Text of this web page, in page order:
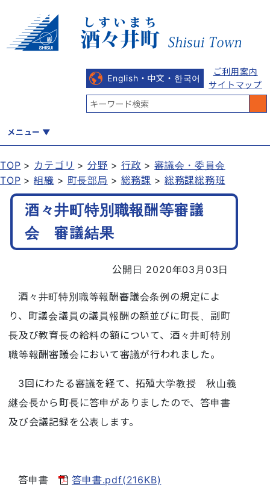
English・中文・한국어
ご利用案内
サイトマップ
メニュー
くらし 健康・福祉 教育・文化 観光・魅力 産業・しごと
TOP カテゴリ 分野 行政
審議会・委員会
TOP
組織 町長部局 総務課 総務課総務班
酒々井町特別職報酬等審議
会 審議結果
公開日 2020年03月03日
酒々井町特別職等報酬審議会条例の規定によ
り、町議会議員の議員報酬の額並びに町長、副町
長及び教育長の給料の額について、酒々井町特別
職等報酬審議会において審議が行われました。
3回にわたる審議を経て、拓殖大学教授 秋山義
継会長から町長に答申がありましたので、答申書
及び会議記録を公表します。
答申書 答申書.pdf(216KB)